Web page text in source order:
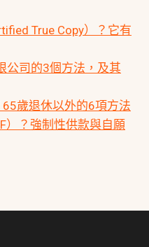
True Copy）？它有
公司的3個方法，及其
歲退休以外的6項方法
）？強制性供款與自願